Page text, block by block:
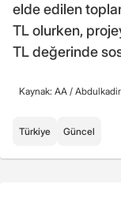
elde edilen
TL olurken,
TL değerinde
Kaynak: AA /
Türkiye Güncel